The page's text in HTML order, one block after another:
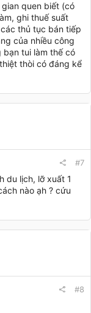
quen biết (có
ghi thuế suất
thủ tục bán tiếp
của nhiều công
bạn tui làm thế có
thòi có đáng kể
#7
du lịch, lỡ xuất 1
nào ạh ? cứu
#8